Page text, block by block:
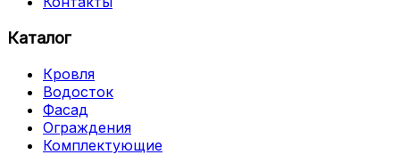
Каталог
Кровля
Водосток
Фасад
Ограждения
Комплектующие